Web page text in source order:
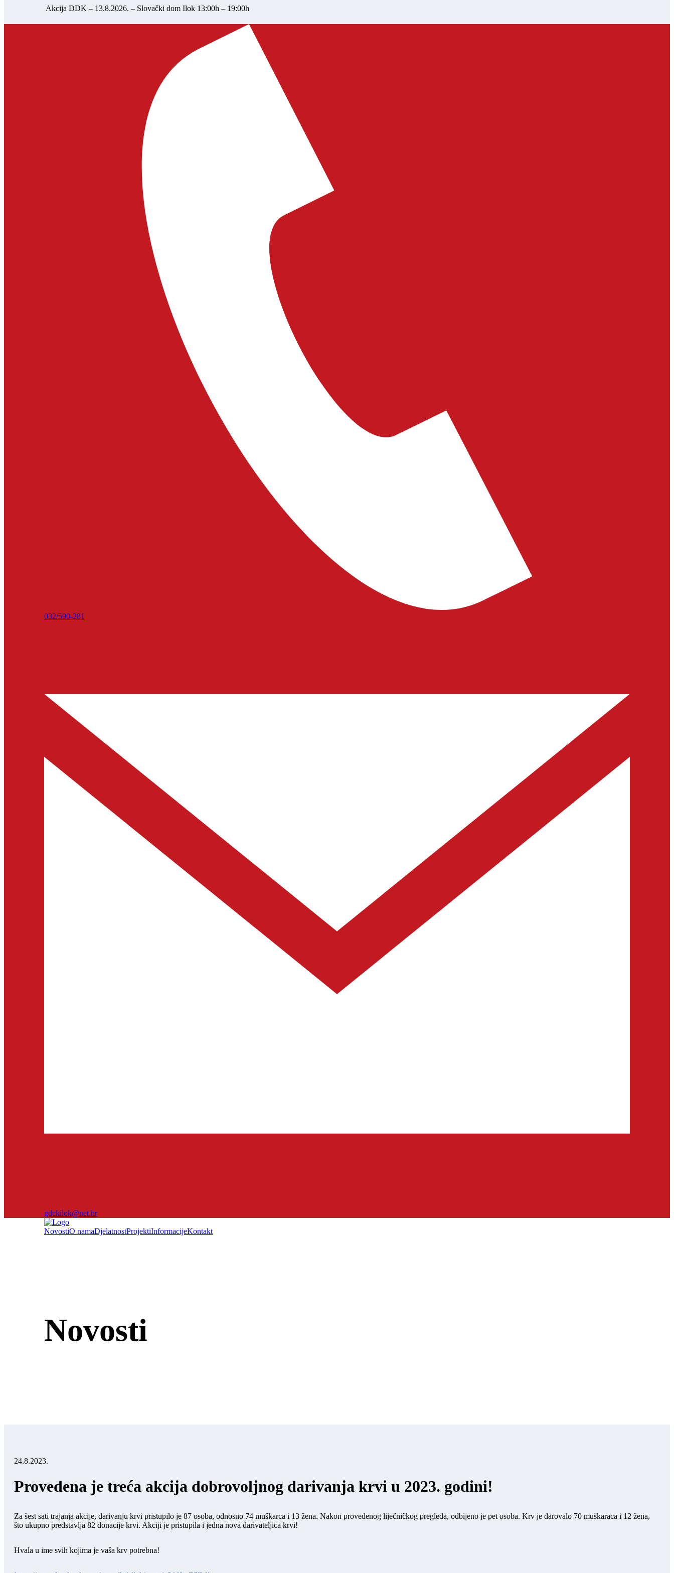
Akcija DDK – 13.8.2026. – Slovački dom Ilok 13:00h – 19:00h
032/590-281
gdckilok@net.hr
NovostiO namaDjelatnostProjektiInformacijeKontakt
Novosti
24.8.2023.
Provedena je treća akcija dobrovoljnog darivanja krvi u 2023. godini!
Za šest sati trajanja akcije, darivanju krvi pristupilo je 87 osoba, odnosno 74 muškarca i 13 žena. Nakon provedenog liječničkog pregleda, odbijeno je pet osoba. Krv je darovalo 70 muškaraca i 12 žena,
što ukupno predstavlja 82 donacije krvi. Akciji je pristupila i jedna nova darivateljica krvi!
Hvala u ime svih kojima je vaša krv potrebna!